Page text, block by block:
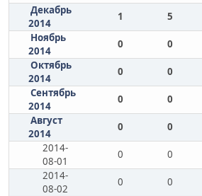
Декабрь
2014
1 5
Ноябрь
2014
0 0
Октябрь
2014
0 0
Сентябрь
2014
0 0
Август
2014
0 0
2014-
08-01
0 0
2014-
08-02
0 0